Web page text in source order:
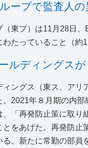
ープで監査人の
東プ）は11月28日
たっていること（約
ルディングスが
ィングス（東ス、ア
2021年８月期の内
「再発防止策に取り
とをあげた。再発防
。新たに常勤の部